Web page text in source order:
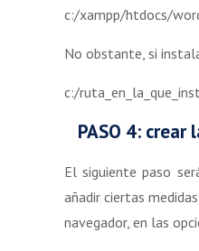
c:/xampp/htdocs/
No obstante, si
c:/
PASO 4:
El siguiente paso
añadir ciertas
navegador, en las